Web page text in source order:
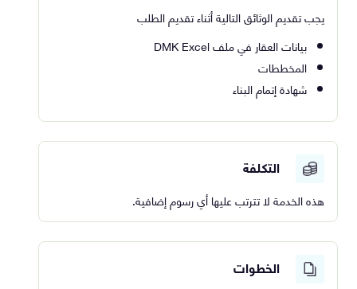
يجب تقديم الوثائق التالية أثناء تقديم الطلب
بيانات العقار في ملف DMK Excel
المخططات
شهادة إتمام البناء
التكلفة
هذه الخدمة لا تترتب عليها أي رسوم إضافية.
الخطوات